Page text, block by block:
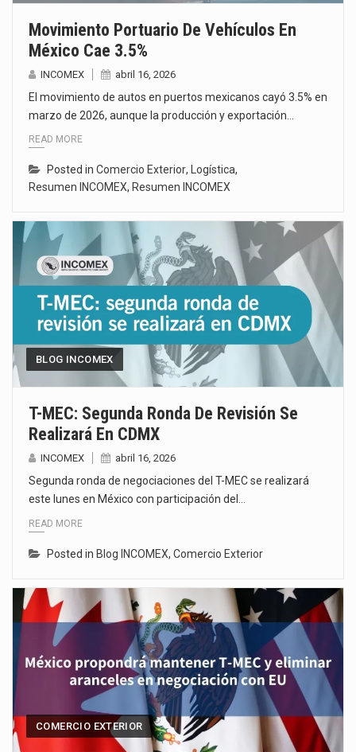
Movimiento Portuario De Vehículos En
México Cae 3.5%
INCOMEX abril 16, 2026
El movimiento de autos en puertos mexicanos cayó 3.5% en
marzo de 2026, aunque la producción y exportación…
READ MORE
Posted in Comercio Exterior, Logística,
Resumen INCOMEX, Resumen INCOMEX
BLOG INCOMEX
T-MEC: Segunda Ronda De Revisión Se
Realizará En CDMX
INCOMEX abril 16, 2026
Segunda ronda de negociaciones del T-MEC se realizará
este lunes en México con participación del…
READ MORE
Posted in Blog INCOMEX, Comercio Exterior
COMERCIO EXTERIOR